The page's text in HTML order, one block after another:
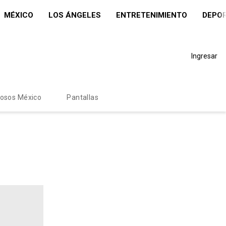
MÉXICO LOS ÁNGELES ENTRETENIMIENTO
Ingresar
México Pantallas